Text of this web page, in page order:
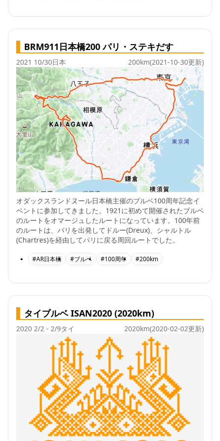
BRM911日本橋200 パリ・ステキだす
2021 10/30日本 200km(2021-10-30更新)
オダックスランドヌール日本橋主催のブルベ100周年記念イ
ベントに参加してきました。1921に初めて開催されたブルベ
のルートをオマージュしたルートになっています。100年前
のルートは、パリを出発してドルー(Dreux)、シャルトル
(Chartres)を経由してパリに戻る周回ルートでした。
#AR日本橋 #ブルベ #100周年 #200km
タイブルベ ISAN2020 (2020km)
2020 2/2 - 2/9タイ 2020km(2020-02-02更新)